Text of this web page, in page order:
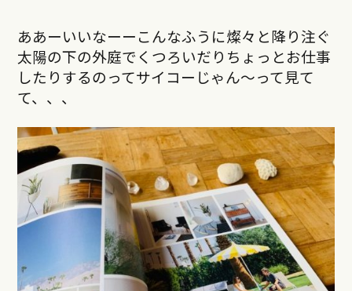
ああーいいなーーこんなふうに燦々と降り注ぐ
太陽の下の外庭でくつろいだりちょっとお仕事
したりするのってサイコーじゃん〜って見て
て、、、